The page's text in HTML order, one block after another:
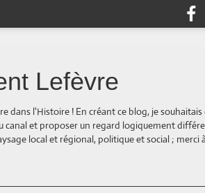
Lefèvre
dans l'Histoire ! En créant ce blog, je
canal et proposer un regard logiquement
local et régional, politique et social ; merci